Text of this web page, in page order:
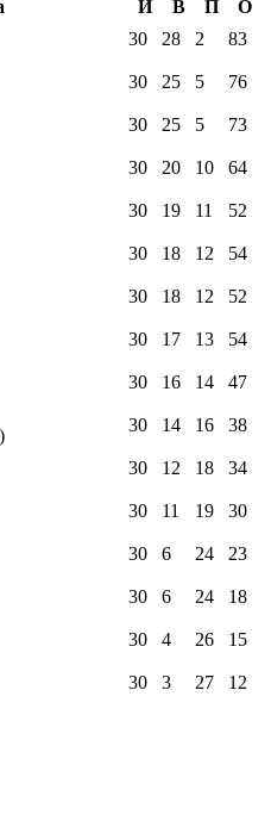
И В П
О
30 28 2 83
30 25 5 76
30 25 5 73
30 20 10 64
30 19 11 52
30 18 12 54
30 18 12 52
30 17 13 54
30 16 14 47
30 14 16 38
30 12 18 34
30 11 19 30
30 6 24 23
30 6 24 18
30 4 26 15
30 3 27 12